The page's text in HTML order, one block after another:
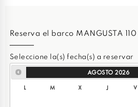
Reserva el barco MANGUSTA 110
Seleccione la(s) fecha(s) a reservar
AGOSTO 2026
L M X J V